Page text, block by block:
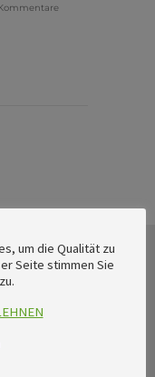
um die Qualität zu
Seite stimmen Sie